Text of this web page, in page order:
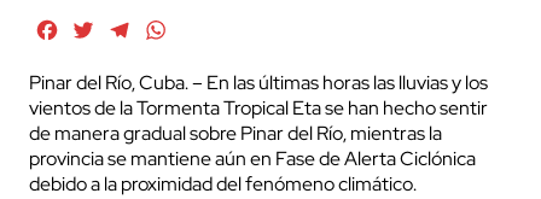
FacebookTwitterTelegram
Pinar del Río, Cuba. – En las últimas horas las lluvias y los
vientos de la Tormenta Tropical Eta se han hecho sentir
de manera gradual sobre Pinar del Río, mientras la
provincia se mantiene aún en Fase de Alerta Ciclónica
debido a la proximidad del fenómeno climático.